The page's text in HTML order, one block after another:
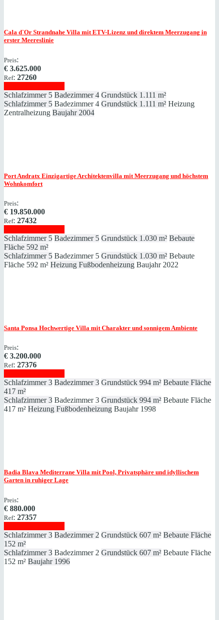
Cala d`Or Strandnahe Villa mit ETV-Lizenz und direktem Meerzugang in
erster Meereslinie
Preis:
€ 3.625.000
Ref: 27260
Schlafzimmer 5 Badezimmer 4 Grundstück 1.111 m²
Schlafzimmer 5 Badezimmer 4 Grundstück 1.111 m² Heizung
Zentralheizung Baujahr 2004
Port Andratx Einzigartige Architektenvilla mit Meerzugang und höchstem
Wohnkomfort
Preis:
€ 19.850.000
Ref: 27432
Schlafzimmer 5 Badezimmer 5 Grundstück 1.030 m² Bebaute
Fläche 592 m²
Schlafzimmer 5 Badezimmer 5 Grundstück 1.030 m² Bebaute
Fläche 592 m² Heizung Fußbodenheizung Baujahr 2022
Santa Ponsa Hochwertige Villa mit Charakter und sonnigem Ambiente
Preis:
€ 3.200.000
Ref: 27376
Schlafzimmer 3 Badezimmer 3 Grundstück 994 m² Bebaute Fläche
417 m²
Schlafzimmer 3 Badezimmer 3 Grundstück 994 m² Bebaute Fläche
417 m² Heizung Fußbodenheizung Baujahr 1998
Badia Blava Mediterrane Villa mit Pool, Privatsphäre und idyllischem
Garten in ruhiger Lage
Preis:
€ 880.000
Ref: 27357
Schlafzimmer 3 Badezimmer 2 Grundstück 607 m² Bebaute Fläche
152 m²
Schlafzimmer 3 Badezimmer 2 Grundstück 607 m² Bebaute Fläche
152 m² Baujahr 1996